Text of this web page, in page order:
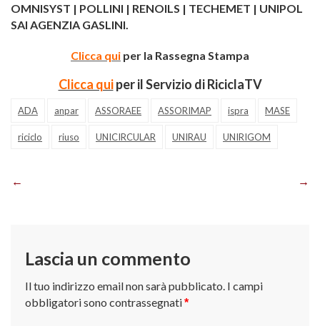
OMNISYST | POLLINI | RENOILS | TECHEMET | UNIPOL
SAI AGENZIA GASLINI.
Clicca qui per la Rassegna Stampa
Clicca quiper il Servizio di RiciclaTV
ADA anpar ASSORAEE ASSORIMAP ispra MASE
riciclo riuso UNICIRCULAR UNIRAU UNIRIGOM
Navigazione
Lascia un commento
Il tuo indirizzo email non sarà pubblicato. I campi
obbligatori sono contrassegnati*